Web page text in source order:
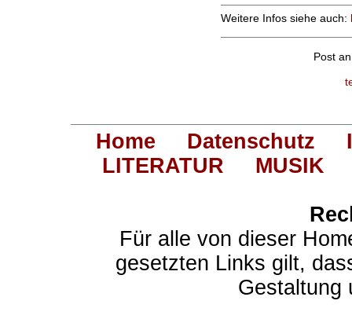
Weitere Infos siehe auch:
Post
Home Datenschutz
LITERATUR
MUSIK
Für alle von dieser
gesetzten Links gilt,
Gestaltung